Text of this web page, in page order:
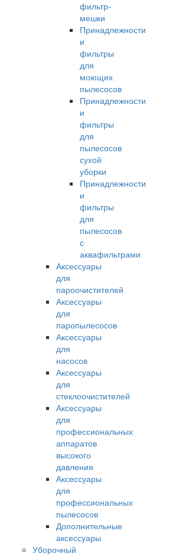
фильтр-
мешки
Принадлежности
и
фильтры
для
моющих
пылесосов
Принадлежности
и
фильтры
для
пылесосов
сухой
уборки
Принадлежности
и
фильтры
для
пылесосов
с
аквафильтрами
Аксессуары
для
пароочистителей
Аксессуары
для
паропылесосов
Аксессуары
для
насосов
Аксессуары
для
стеклоочистителей
Аксессуары
для
профессиональных
аппаратов
высокого
давления
Аксессуары
для
профессиональных
пылесосов
Дополнительные
аксессуары
Уборочный